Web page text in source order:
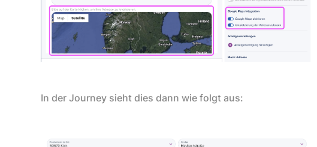
In der Journey sieht dies dann wie folgt aus: